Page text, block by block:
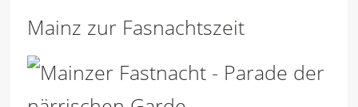
Mainz zur Fasnachtszeit